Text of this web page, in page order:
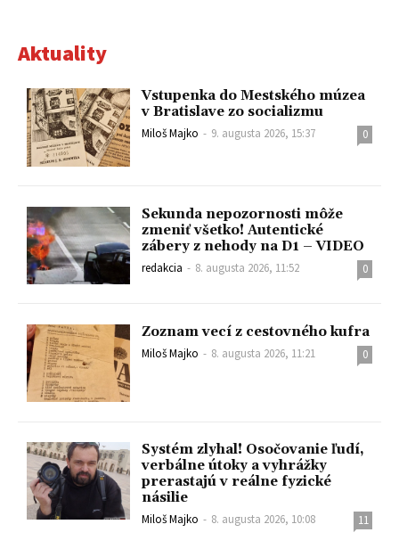
Aktuality
Vstupenka do Mestského múzea
v Bratislave zo socializmu
Miloš Majko - 9. augusta 2026, 15:37 0
Sekunda nepozornosti môže
zmeniť všetko! Autentické
zábery z nehody na D1 – VIDEO
redakcia - 8. augusta 2026, 11:52 0
Zoznam vecí z cestovného kufra
Miloš Majko - 8. augusta 2026, 11:21 0
Systém zlyhal! Osočovanie ľudí,
verbálne útoky a vyhrážky
prerastajú v reálne fyzické
násilie
Miloš Majko - 8. augusta 2026, 10:08 11